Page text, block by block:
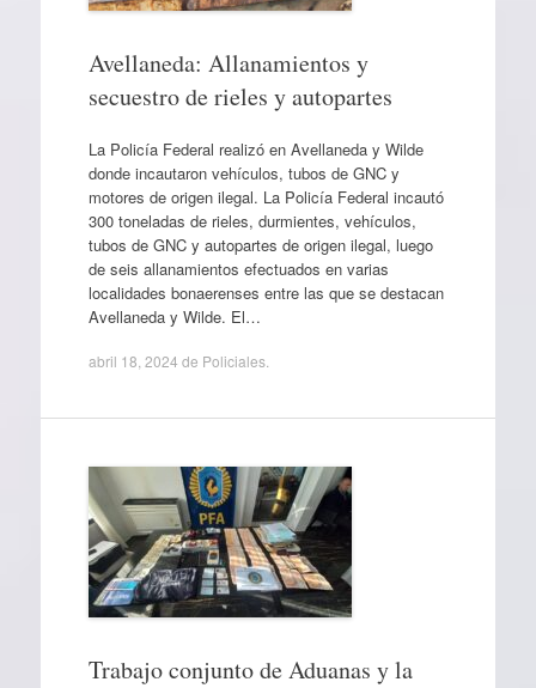
Avellaneda: Allanamientos y
secuestro de rieles y autopartes
La Policía Federal realizó en Avellaneda y Wilde
donde incautaron vehículos, tubos de GNC y
motores de origen ilegal. La Policía Federal incautó
300 toneladas de rieles, durmientes, vehículos,
tubos de GNC y autopartes de origen ilegal, luego
de seis allanamientos efectuados en varias
localidades bonaerenses entre las que se destacan
Avellaneda y Wilde. El…
abril 18, 2024 de Policiales.
Trabajo conjunto de Aduanas y la